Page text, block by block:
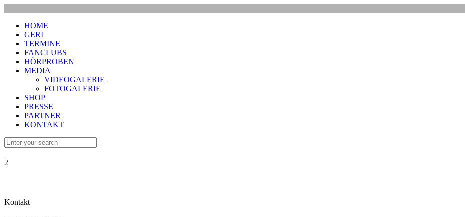
HOME
GERI
TERMINE
FANCLUBS
HÖRPROBEN
MEDIA
VIDEOGALERIE
FOTOGALERIE
SHOP
PRESSE
PARTNER
KONTAKT
2
Kontakt